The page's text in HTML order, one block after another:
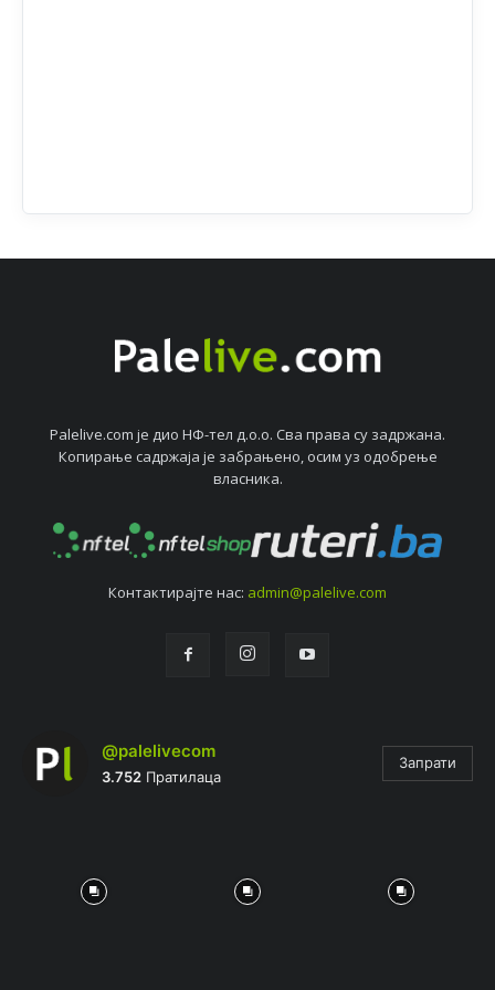
Palelive.com јe дио НФ-тeл д.о.о. Сва права су задржана.
Копирањe садржаја јe забрањeно, осим уз одобрeњe
власника.
Контактирајтe нас: admin@palelive.com
@palelivecom
3.752 Пратилаца
Запрати